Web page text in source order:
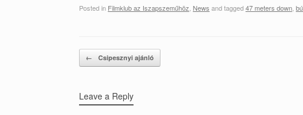
Posted in Filmklub az Iszapszeműhöz News and tagged47 meters down
Post navigation
← Csipesznyi ajánló
Leave a Reply